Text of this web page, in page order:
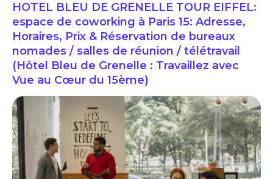
HOTEL BLEU DE GRENELLE TOUR EIFFEL:
espace de coworking à Paris 15: Adresse,
Horaires, Prix & Réservation de bureaux
nomades / salles de réunion / télétravail
(Hôtel Bleu de Grenelle : Travaillez avec
Vue au Cœur du 15ème)